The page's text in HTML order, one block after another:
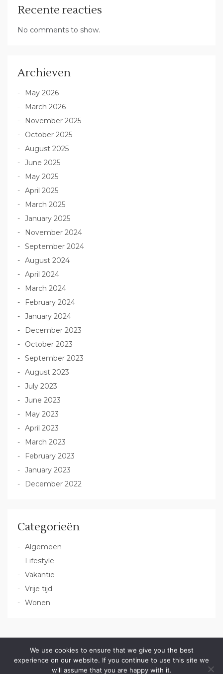
Recente reacties
No comments to show.
Archieven
May 2026
March 2026
November 2025
October 2025
August 2025
June 2025
May 2025
April 2025
March 2025
January 2025
November 2024
September 2024
August 2024
April 2024
March 2024
February 2024
January 2024
December 2023
October 2023
September 2023
August 2023
July 2023
June 2023
May 2023
April 2023
March 2023
February 2023
January 2023
December 2022
Categorieën
Algemeen
Lifestyle
Vakantie
Vrije tijd
Wonen
Copyright All Right Reserved 2020
Proudly powered by WordPress| Theme: Lili Blog by
We use cookies to ensure that we give you the best
experience on our website. If you continue to use this site we
will assume that you are happy with it.